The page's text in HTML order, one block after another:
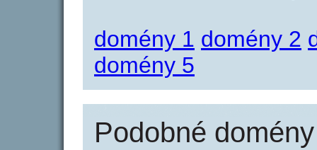
domény 1 domény 2
domény 5
Podobné